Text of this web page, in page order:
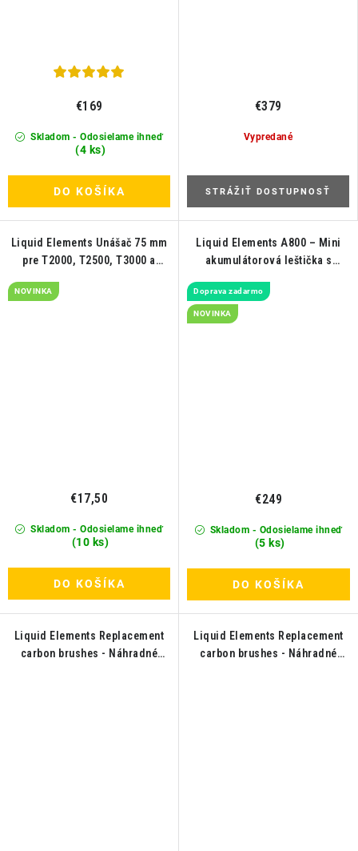
Skladom - Odosielame ihneď
(4 ks)
€169
DO KOŠÍKA
Vypredané
€379
STRÁŽIŤ DOSTUPNOSŤ
Liquid Elements Unášač 75 mm
pre T2000, T2500, T3000 a
NOVINKA
Skladom - Odosielame ihneď
(10 ks)
€17,50
DO KOŠÍKA
Liquid Elements A800 – Mini
akumulátorová leštička s
Doprava zadarmo
NOVINKA
Skladom - Odosielame ihneď
(5 ks)
€249
DO KOŠÍKA
Liquid Elements Replacement
carbon brushes - Náhradné
Liquid Elements Replacement
carbon brushes - Náhradné